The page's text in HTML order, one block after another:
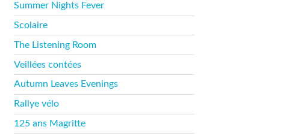
Summer Nights Fever
Scolaire
The Listening Room
Veillées contées
Autumn Leaves Evenings
Rallye vélo
125 ans Magritte